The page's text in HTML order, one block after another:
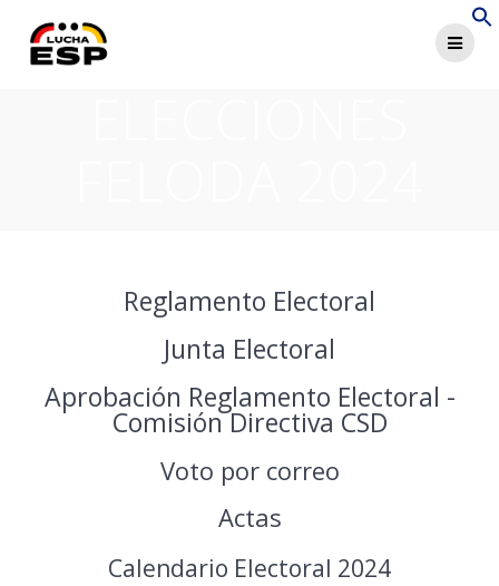
Reglamento Electoral
Junta Electoral
Aprobación Reglamento Electoral -
Comisión Directiva CSD
Voto por correo
Actas
Calendario Electoral 2024